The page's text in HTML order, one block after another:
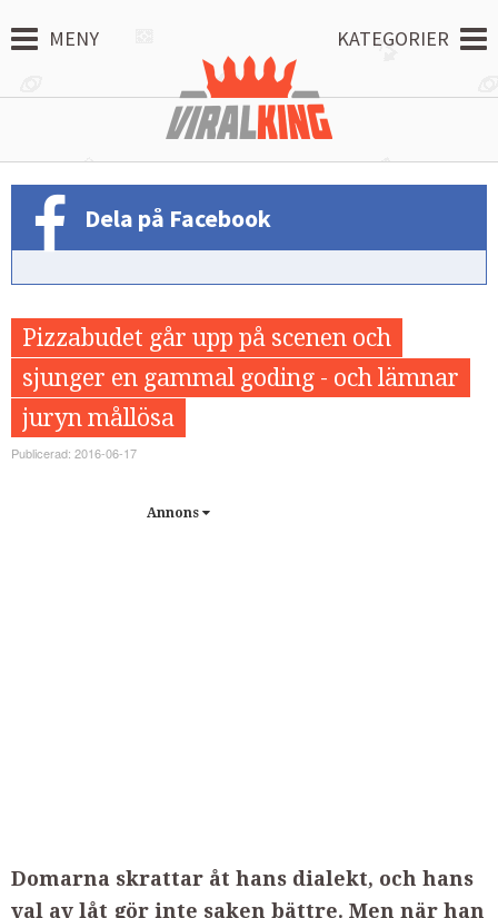
MENY KATEGORIER
Dela på Facebook
Pizzabudet går upp på scenen och
sjunger en gammal goding - och lämnar
juryn mållösa
Publicerad: 2016-06-17
Annons
Domarna skrattar åt hans dialekt, och hans
val av låt gör inte saken bättre. Men när han